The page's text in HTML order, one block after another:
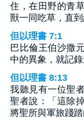
住，在田野的青
獸一同吃草，直到
但以理書 7:1
巴比倫王伯沙撒
中的異象，就記
但以理書 8:13
我聽見有一位聖
聖者說：「這除
將聖所與軍旅踐